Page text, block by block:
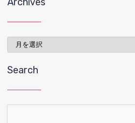
Archives
Search